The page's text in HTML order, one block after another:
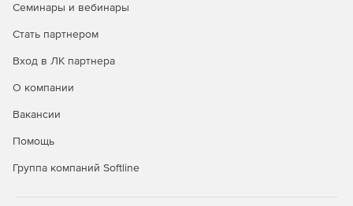
Семинары и вебинары
Стать партнером
Вход в ЛК партнера
О компании
Вакансии
Помощь
Группа компаний Softline